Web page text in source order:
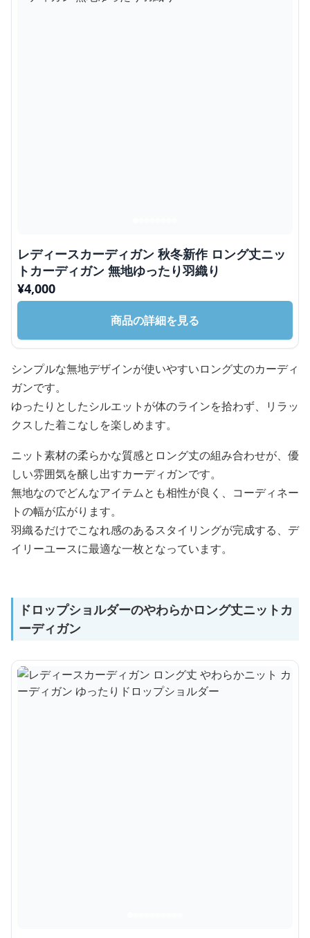
レディースカーディガン 秋冬新作 ロング丈ニッ
トカーディガン 無地ゆったり羽織り
¥4,000
商品の詳細を見る
シンプルな無地デザインが使いやすいロング丈のカーディ
ガンです。
ゆったりとしたシルエットが体のラインを拾わず、リラッ
クスした着こなしを楽しめます。
ニット素材の柔らかな質感とロング丈の組み合わせが、優
しい雰囲気を醸し出すカーディガンです。
無地なのでどんなアイテムとも相性が良く、コーディネー
トの幅が広がります。
羽織るだけでこなれ感のあるスタイリングが完成する、デ
イリーユースに最適な一枚となっています。
ドロップショルダーのやわらかロング丈ニットカ
ーディガン